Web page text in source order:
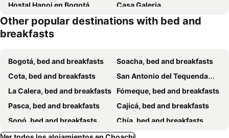
Hostal Hanoi en Bogotá
Casa Galeria
Hostal Boutique Loto de Belén Bogotá Bed and Breakfast INN
5Q House Chapinero
Other popular destinations with bed and
breakfasts
Bogotá, bed and breakfasts
Soacha, bed and breakfasts
Cota, bed and breakfasts
San Antonio del Tequendama, bed and breakfasts
La Calera, bed and breakfasts Fómeque, bed and breakfasts
Pasca, bed and breakfasts
Cajicá, bed and breakfasts
Sopó, bed and breakfasts
Chía, bed and breakfasts
Guasca, bed and breakfasts
Guatavita, bed and breakfasts